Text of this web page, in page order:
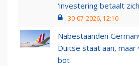
‘investering betaalt
30-07-2026, 12:10
Nabestaanden
Duitse staat aan, maar
bot